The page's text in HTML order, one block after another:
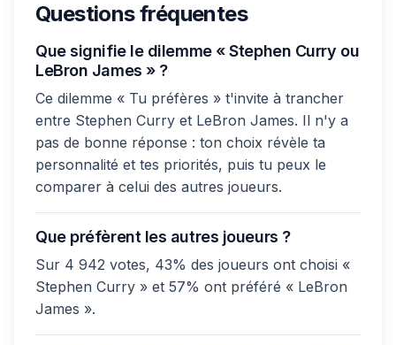
Questions fréquentes
Que signifie le dilemme « Stephen Curry ou
LeBron James » ?
Ce dilemme « Tu préfères » t'invite à trancher
entre Stephen Curry et LeBron James. Il n'y a
pas de bonne réponse : ton choix révèle ta
personnalité et tes priorités, puis tu peux le
comparer à celui des autres joueurs.
Que préfèrent les autres joueurs ?
Sur 4 942 votes, 43% des joueurs ont choisi «
Stephen Curry » et 57% ont préféré « LeBron
James ».